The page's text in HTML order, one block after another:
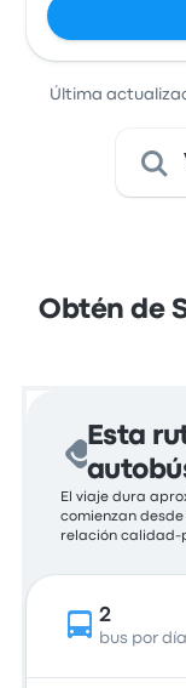
Última
Obtén de
Esta
El viaje dura
comienzan desde
relación calidad-
2
bus por día